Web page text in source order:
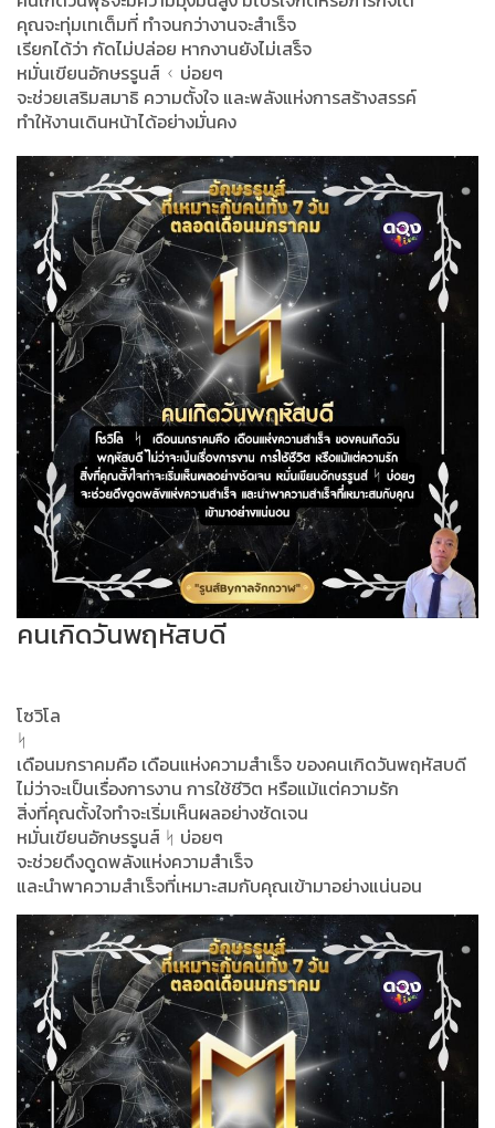
คุณจะทุ่มเทเต็มที่ ทำจนกว่างานจะสำเร็จ
เรียกได้ว่า กัดไม่ปล่อย หากงานยังไม่เสร็จ
หมั่นเขียนอักษรรูนส์ ᚲ บ่อยๆ
จะช่วยเสริมสมาธิ ความตั้งใจ และพลังแห่งการสร้างสรรค์
ทำให้งานเดินหน้าได้อย่างมั่นคง
คนเกิดวันพฤหัสบดี
โซวิโล
ᛋ
เดือนมกราคมคือ เดือนแห่งความสำเร็จ ของคนเกิดวันพฤหัสบดี
ไม่ว่าจะเป็นเรื่องการงาน การใช้ชีวิต หรือแม้แต่ความรัก
สิ่งที่คุณตั้งใจทำจะเริ่มเห็นผลอย่างชัดเจน
หมั่นเขียนอักษรรูนส์ ᛋ บ่อยๆ
จะช่วยดึงดูดพลังแห่งความสำเร็จ
และนำพาความสำเร็จที่เหมาะสมกับคุณเข้ามาอย่างแน่นอน